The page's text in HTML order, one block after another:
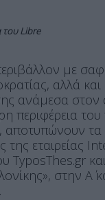
του Libre
με
αλλά και
ανάμεσα στον
περιφέρεια
αποτυπώνουν τα
εταιρείας
TyposThes.gr
στην Α΄